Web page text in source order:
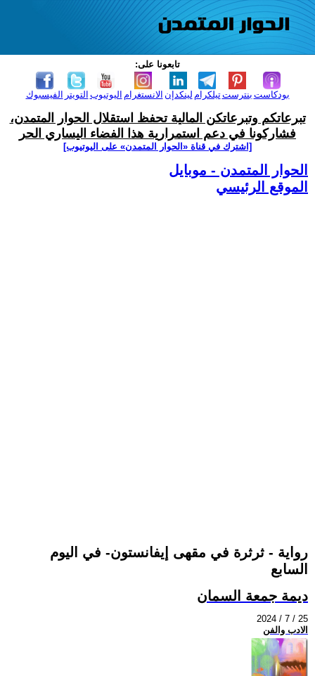
تابعونا على:
الفيسبوك التويتر اليوتيوب الانستغرام لينكدإن تيلكرامبنترست بودكاست
تبرعاتكم وتبرعاتكن المالية تحفظ استقلال الحوار المتمدن،
فشاركونا في دعم استمرارية هذا الفضاء اليساري الحر
[اشترك في قناة ‫«الحوار المتمدن» على اليوتيوب]
الحوار المتمدن - موبايل
الموقع الرئيسي
رواية - ثرثرة في مقهى إيفانستون- في اليوم
السابع
ديمة جمعة السمان
2024 / 7 / 25
الادب والفن